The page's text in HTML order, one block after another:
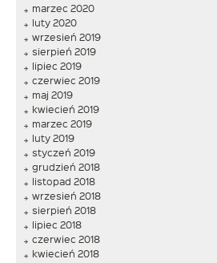
marzec 2020
luty 2020
wrzesień 2019
sierpień 2019
lipiec 2019
czerwiec 2019
maj 2019
kwiecień 2019
marzec 2019
luty 2019
styczeń 2019
grudzień 2018
listopad 2018
wrzesień 2018
sierpień 2018
lipiec 2018
czerwiec 2018
kwiecień 2018